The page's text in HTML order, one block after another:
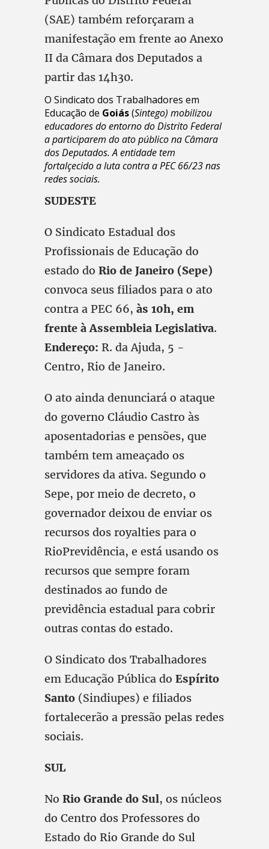
(SAE) também reforçaram a
manifestação em frente ao Anexo
II da Câmara dos Deputados a
partir das 14h30.
O Sindicato dos Trabalhadores em
Educação de Goiás(Sintego) mobilizou
educadores do entorno do Distrito Federal
a participarem do ato público na Câmara
dos Deputados. A entidade tem
fortalçecido a luta contra a PEC 66/23 nas
redes sociais.
SUDESTE
O Sindicato Estadual dos
Profissionais de Educação do
estado do Rio de Janeiro (Sepe)
convoca seus filiados para o ato
contra a PEC 66, às 10h, em
frente à Assembleia Legislativa.
Endereço: R. da Ajuda, 5 -
Centro, Rio de Janeiro.
O ato ainda denunciará o ataque
do governo Cláudio Castro às
aposentadorias e pensões, que
também tem ameaçado os
servidores da ativa. Segundo o
Sepe, por meio de decreto, o
governador deixou de enviar os
recursos dos royalties para o
RioPrevidência, e está usando os
recursos que sempre foram
destinados ao fundo de
previdência estadual para cobrir
outras contas do estado.
O Sindicato dos Trabalhadores
em Educação Pública do Espírito
Santo (Sindiupes) e filiados
fortalecerão a pressão pelas redes
sociais.
SUL
No Rio Grande do Sul, os núcleos
do Centro dos Professores do
Estado do Rio Grande do Sul